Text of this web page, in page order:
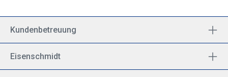
Kundenbetreuung
Eisenschmidt